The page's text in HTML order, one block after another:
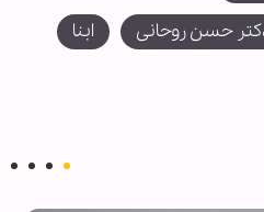
حسن روحانی
ابنا